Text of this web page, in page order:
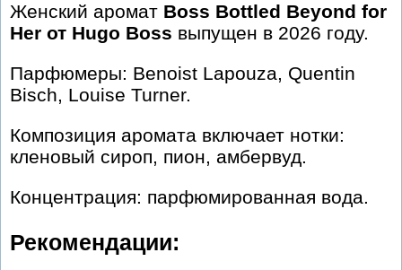
Женский аромат Boss Bottled Beyond for
Her от Hugo Boss выпущен в 2026 году.
Парфюмеры: Benoist Lapouza, Quentin
Bisch, Louise Turner.
Композиция аромата включает нотки:
кленовый сироп, пион, амбервуд.
Концентрация: парфюмированная вода.
Рекомендации: